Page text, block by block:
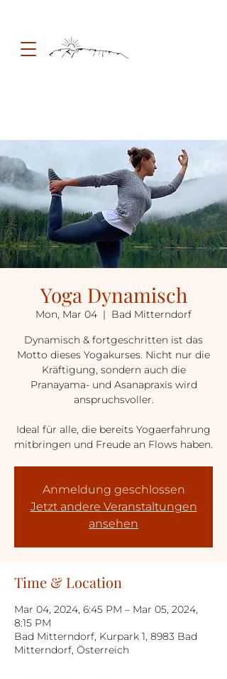
Yoga Dynamisch
Mon, Mar 04
  |
Bad Mitterndorf
Dynamisch & fortgeschritten ist das
Motto dieses Yogakurses. Nicht nur die
Kräftigung, sondern auch die
Pranayama- und Asanapraxis wird
anspruchsvoller.
Ideal für alle, die bereits Yogaerfahrung
mitbringen und Freude an Flows haben.
Anmeldung geschlossen
Jetzt andere Veranstaltungen
ansehen
Time & Location
Mar 04, 2024, 6:45 PM – Mar 05, 2024,
8:15 PM
Bad Mitterndorf, Kurpark 1, 8983 Bad
Mitterndorf, Österreich